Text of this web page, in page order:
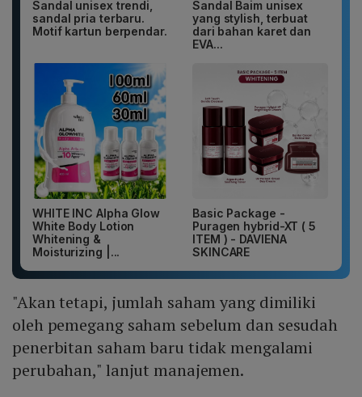
Sandal unisex trendi,
sandal pria terbaru.
Motif kartun berpendar.
Sandal Baim unisex
yang stylish, terbuat
dari bahan karet dan
EVA...
WHITE INC Alpha Glow
White Body Lotion
Whitening &
Moisturizing |...
Basic Package -
Puragen hybrid-XT ( 5
ITEM ) - DAVIENA
SKINCARE
"Akan tetapi, jumlah saham yang dimiliki
oleh pemegang saham sebelum dan sesudah
penerbitan saham baru tidak mengalami
perubahan," lanjut manajemen.